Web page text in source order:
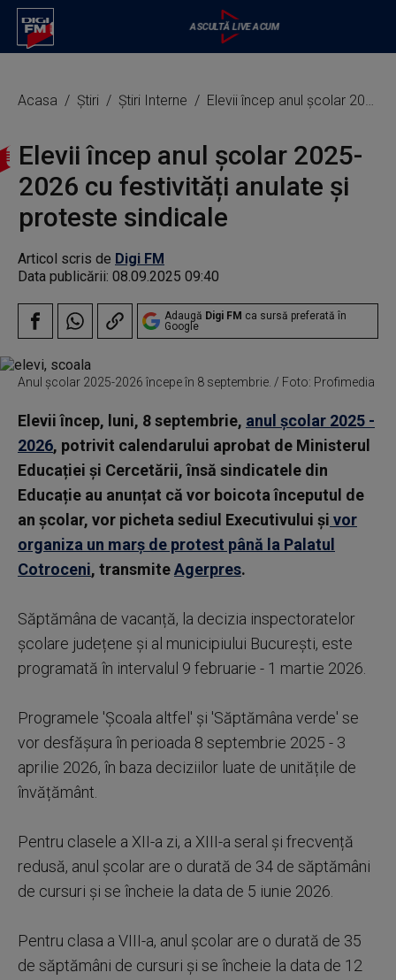
Acasa Știri Știri Interne Elevii încep anul școlar 2025-2026 cu festivități anulate și proteste sindicale
Elevii încep anul școlar 2025-
2026 cu festivități anulate și
proteste sindicale
Articol scris de Digi FM
Data publicării: 08.09.2025 09:40
Adaugă Digi FM ca sursă preferată în
Google
Anul școlar 2025-2026 începe în 8 septembrie. / Foto: Profimedia
Elevii încep, luni, 8 septembrie, anul școlar 2025 -
2026, potrivit calendarului aprobat de Ministerul
Educației și Cercetării, însă sindicatele din
Educație au anunțat că vor boicota începutul de
an școlar, vor picheta sediul Executivului și vor
organiza un marș de protest până la Palatul
Cotroceni, transmiteAgerpres.
Săptămâna de vacanță, la decizia inspectoratelor
școlare județene și al municipiului București, este
programată în intervalul 9 februarie - 1 martie 2026.
Programele 'Școala altfel' și 'Săptămâna verde' se
vor desfășura în perioada 8 septembrie 2025 - 3
aprilie 2026, în baza deciziilor luate de unitățile de
învățământ.
Pentru clasele a XII-a zi, a XIII-a seral și frecvență
redusă, anul școlar are o durată de 34 de săptămâni
de cursuri și se încheie la data de 5 iunie 2026.
Pentru clasa a VIII-a, anul școlar are o durată de 35
de săptămâni de cursuri și se încheie la data de 12